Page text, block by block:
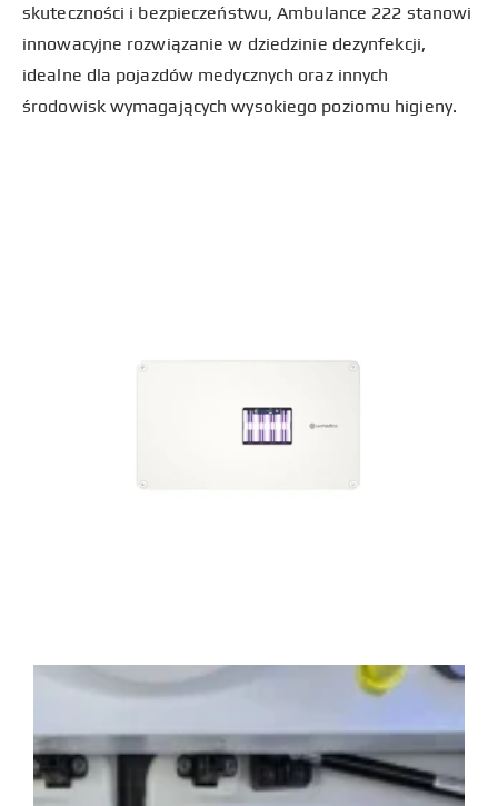
skuteczności i bezpieczeństwu, Ambulance 222 stanowi
innowacyjne rozwiązanie w dziedzinie dezynfekcji,
idealne dla pojazdów medycznych oraz innych
środowisk wymagających wysokiego poziomu higieny.​